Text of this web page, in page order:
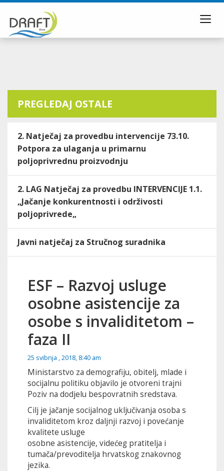
PREGLEDAJ OSTALE
2. Natječaj za provedbu intervencije 73.10.
Potpora za ulaganja u primarnu
poljoprivrednu proizvodnju
2. LAG Natječaj za provedbu INTERVENCIJE 1.1.
„Jačanje konkurentnosti i održivosti
poljoprivrede„
Javni natječaj za Stručnog suradnika
ESF – Razvoj usluge
osobne asistencije za
osobe s invaliditetom –
faza II
25 svibnja , 2018, 8:40 am
Ministarstvo za demografiju, obitelj, mlade i
socijalnu politiku objavilo je otvoreni trajni
Poziv na dodjelu bespovratnih sredstava.
Cilj je jačanje socijalnog uključivanja osoba s
invaliditetom kroz daljnji razvoj i povećanje
kvalitete usluge
osobne asistencije, videćeg pratitelja i
tumača/prevoditelja hrvatskog znakovnog
jezika.